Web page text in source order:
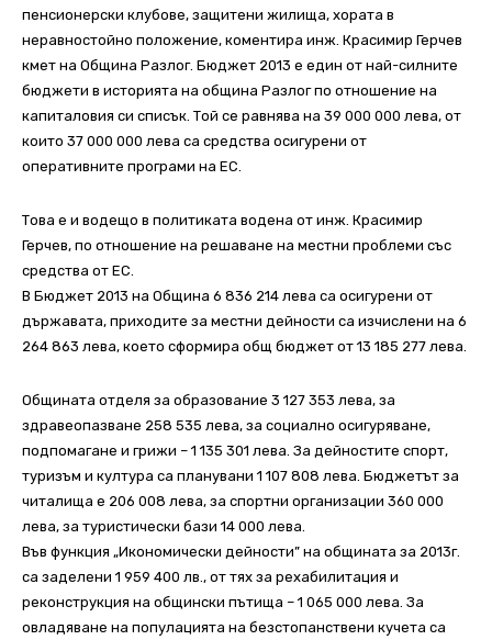
пенсионерски клубове, защитени жилища, хората в
неравностойно положение, коментира инж. Красимир Герчев
кмет на Община Разлог. Бюджет 2013 е един от най-силните
бюджети в историята на община Разлог по отношение на
капиталовия си списък. Той се равнява на 39 000 000 лева, от
които 37 000 000 лева са средства осигурени от
оперативните програми на ЕС.
Това е и водещо в политиката водена от инж. Красимир
Герчев, по отношение на решаване на местни проблеми със
средства от ЕС.
В Бюджет 2013 на Община 6 836 214 лева са осигурени от
държавата, приходите за местни дейности са изчислени на 6
264 863 лева, което сформира общ бюджет от 13 185 277 лева.
Общината отделя за образование 3 127 353 лева, за
здравеопазване 258 535 лева, за социално осигуряване,
подпомагане и грижи – 1 135 301 лева. За дейностите спорт,
туризъм и култура са планувани 1 107 808 лева. Бюджетът за
читалища е 206 008 лева, за спортни организации 360 000
лева, за туристически бази 14 000 лева.
Във функция „Икономически дейности” на общината за 2013г.
са заделени 1 959 400 лв., от тях за рехабилитация и
реконструкция на общински пътища – 1 065 000 лева. За
овладяване на популацията на безстопанствени кучета са